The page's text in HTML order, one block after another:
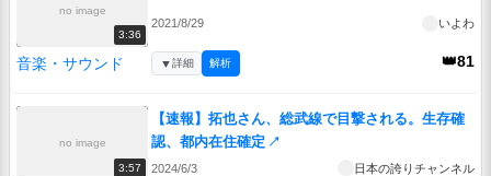
no image
3:36
2021/8/29 いよわ
音楽・サウンド 👑81
▼詳細 解析
no image
3:57
【速報】拓也さん、総武線で目撃される。生存確
認、都内在住確定 ↗
2024/6/3 日本の誇りチャンネル